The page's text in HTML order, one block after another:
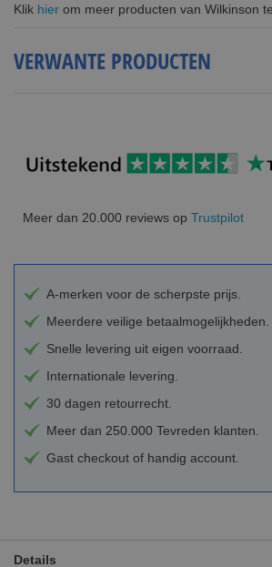
Klik hier om meer producten van Wilkinson
VERWANTE PRODUCTEN
Meer dan 20.000 reviews op Trustpilot
A-merken voor de scherpste prijs.
Meerdere veilige betaalmogelijkheden.
Snelle levering uit eigen voorraad.
Internationale levering.
30 dagen retourrecht.
Meer dan 250.000 Tevreden klanten.
Gast checkout of handig account.
Details